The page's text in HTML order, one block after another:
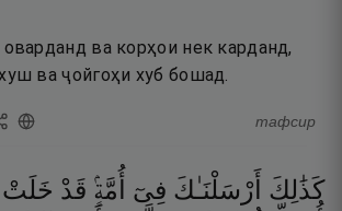
ва корҳои нек карданд,
ва ҷойгоҳи хуб бошад.
тафсир
كَذَٰلِكَ أَرْسَلْنَـٰكَ فِىٓ أُمَّةٍۢ قَدْ خَلَتْ